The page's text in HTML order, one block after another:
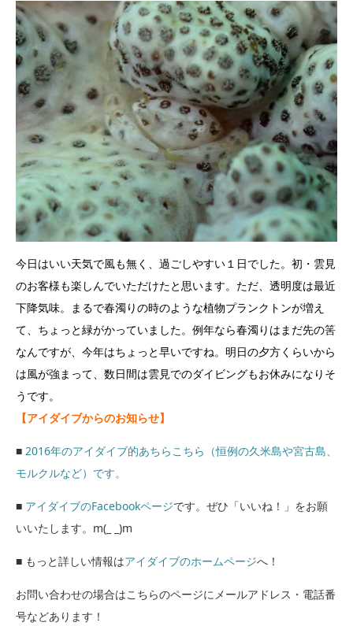
今日はいい天気で風も無く、過ごしやすい１日でした。初・雲見
のお客様も楽しんでいただけたと思います。ただ、透明度は最近
下降気味。まるで春濁りの時のような植物プランクトンが増え
て、ちょっと緑がかっていました。例年なら春濁りはまだ先の筈
なんですが、今年はちょっと早いですね。明日の夕方くらいから
は風が強まって、数日間は雲見でのダイビングもお休みになりそ
うです。
【アイダイブからのお知らせ】
■ 2016年のアイダイブ的あちらこちら（恒例の久米島や宮古島、
モルクルなど）です。
■ アイダイブのFacebookページです。ぜひ「いいね！」をお願
いいたします。m(_ _)m
■ もっと詳しい情報はアイダイブのホームページへ！
お問い合わせの場合はこちらのページにメールアドレス・電話番
号などあります！